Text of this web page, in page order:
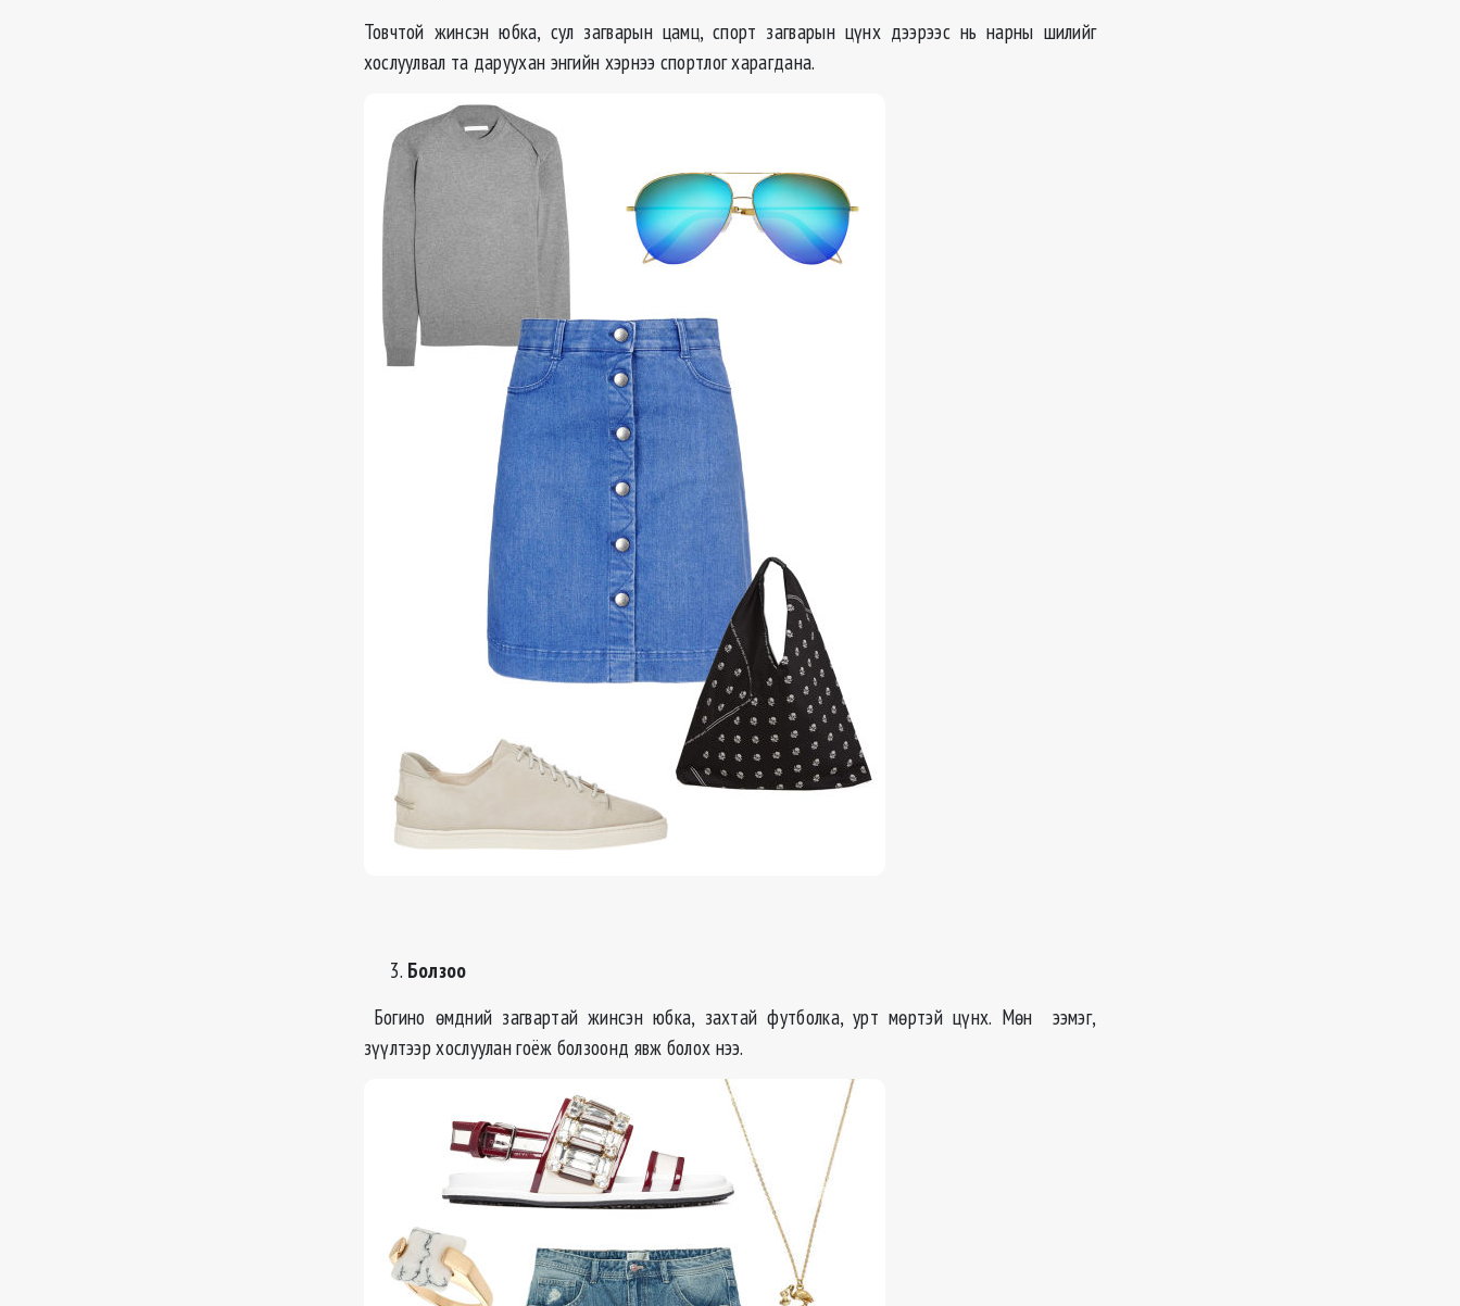
Товчтой жинсэн юбка, сул загварын цамц, спорт загварын цүнх дээрээс нь нарны шилийг
хослуулвал та даруухан энгийн хэрнээ спортлог харагдана.
Болзоо
Богино өмдний загвартай жинсэн юбка, захтай футболка, урт мөртэй цүнх. Мөн ээмэг,
зүүлтээр хослуулан гоёж болзоонд явж болох нээ.